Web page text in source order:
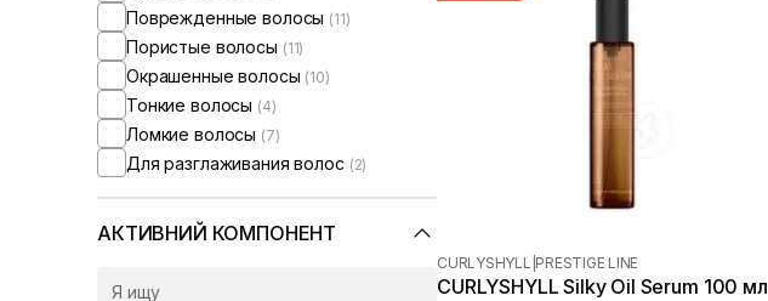
Поврежденные волосы (11)
Пористые волосы (11)
Окрашенные волосы (10)
Тонкие волосы (4)
Ломкие волосы (7)
Для разглаживания волос (2)
АКТИВНИЙ КОМПОНЕНТ
CURLYSHYLL PRESTIGE LINE
CURLYSHYLL Silky Oil Serum 100 мл